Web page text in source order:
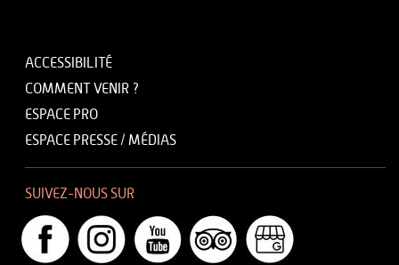
ACCESSIBILITÉ
COMMENT VENIR ?
ESPACE PRO
ESPACE PRESSE / MÉDIAS
SUIVEZ-NOUS SUR